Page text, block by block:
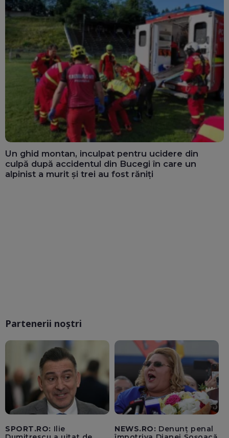
Un ghid montan, inculpat pentru ucidere din
culpă după accidentul din Bucegi în care un
alpinist a murit și trei au fost răniți
Partenerii noștri
SPORT.RO: Ilie
NEWS.RO: Denunț penal